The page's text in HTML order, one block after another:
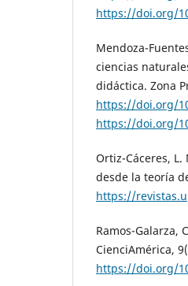
https://doi.org/
Mendoza-
ciencias
didáctica. Zona
https://doi.org/
https://doi.org/
Ortiz-Cáceres,
desde la teoría
https://
Ramos-Galarza,
CienciAmérica,
https://doi.org/